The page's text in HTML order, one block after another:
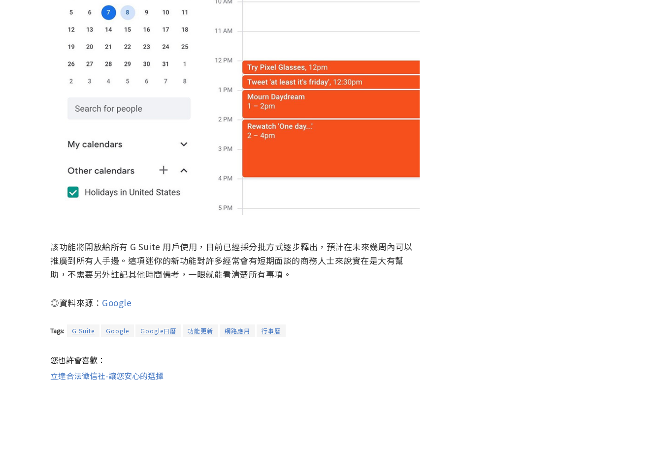
該功能將開放給所有 G Suite 用戶使用，目前已經採分批方式逐步釋出，預計在未來幾周內可以
推廣到所有人手邊。這項迷你的新功能對許多經常會有短期面談的商務人士來說實在是大有幫
助，不需要另外註記其他時間備考，一眼就能看清楚所有事項。
◎資料來源： Google
Tags: G Suite Google Google日曆 功能更新 網路應用 行事曆
您也許會喜歡：
立達合法徵信社-讓您安心的選擇